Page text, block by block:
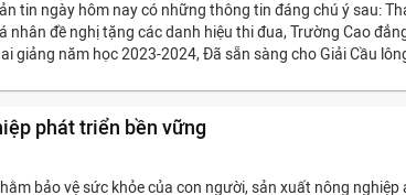
tin ngày hôm nay có những thông tin đáng chú ý sau:
nhân đề nghị tặng các danh hiệu thi đua, Trường Cao
giảng năm học 2023-2024, Đã sẵn sàng cho Giải Cầu
phát triển bền vững
bảo vệ sức khỏe của con người, sản xuất nông nghiệp